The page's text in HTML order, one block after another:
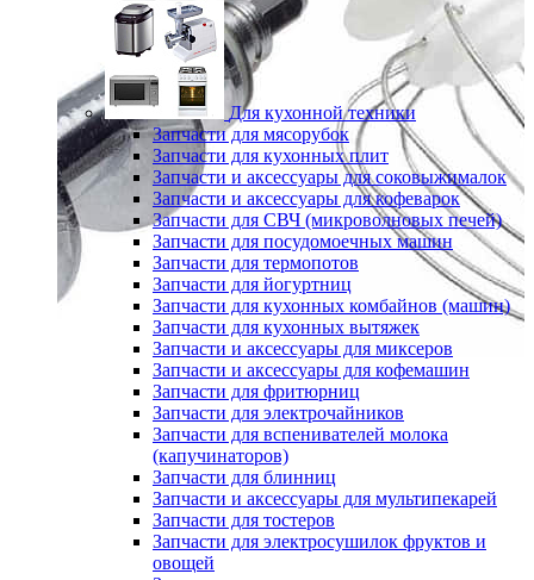
Для кухонной техники
Запчасти для мясорубок
Запчасти для кухонных плит
Запчасти и аксессуары для соковыжималок
Запчасти и аксессуары для кофеварок
Запчасти для СВЧ (микроволновых печей)
Запчасти для посудомоечных машин
Запчасти для термопотов
Запчасти для йогуртниц
Запчасти для кухонных комбайнов (машин)
Запчасти для кухонных вытяжек
Запчасти и аксессуары для миксеров
Запчасти и аксессуары для кофемашин
Запчасти для фритюрниц
Запчасти для электрочайников
Запчасти для вспенивателей молока
(капучинаторов)
Запчасти для блинниц
Запчасти и аксессуары для мультипекарей
Запчасти для тостеров
Запчасти для электросушилок фруктов и
овощей